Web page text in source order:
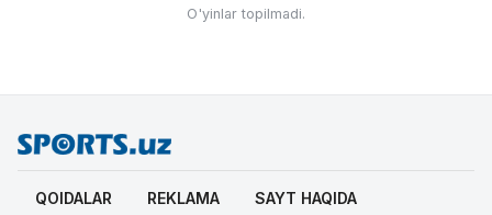
O'yinlar topilmadi.
QOIDALAR REKLAMA SAYT HAQIDA